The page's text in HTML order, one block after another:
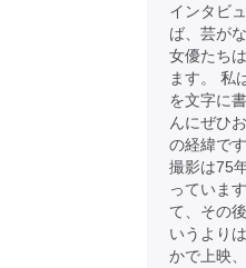
インタビ
ば、芸が
女優たち
ます。 私
を文字に
んにぜひ
の経緯で
撮影は75
っていま
て、その
いうより
かで上映